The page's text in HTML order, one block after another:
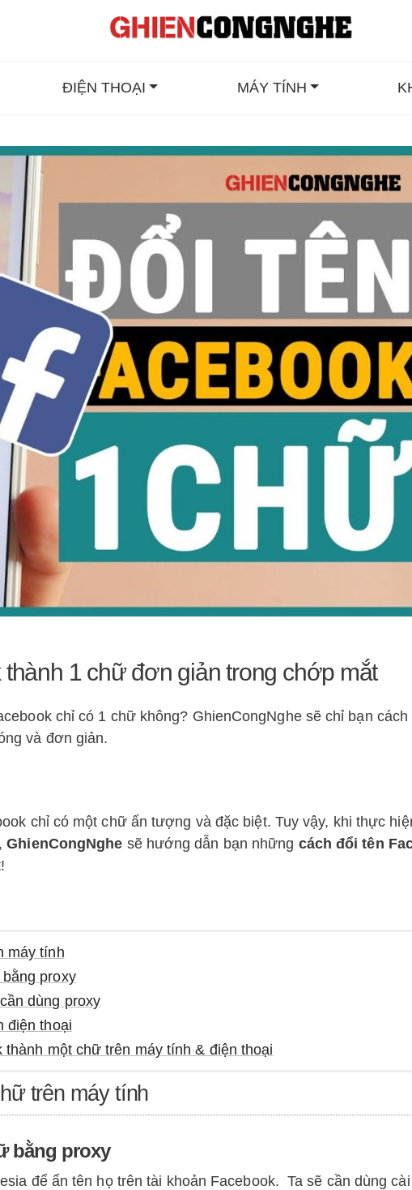
ĐIỆN THOẠI MÁY TÍNH
1 chữ đơn giản trong chớp mắt
chỉ có 1 chữ không? GhienCongNghe sẽ chỉ bạn cách
và đơn giản.
chỉ có một chữ ấn tượng và đặc biệt. Tuy vậy, khi thực
GhienCongNghe sẽ hướng dẫn bạn những cách đổi tên
máy tính
proxy
dùng proxy
điện thoại
một chữ trên máy tính & điện thoại
trên máy tính
bằng proxy
để ẩn tên họ trên tài khoản Facebook. Ta sẽ cần dùng